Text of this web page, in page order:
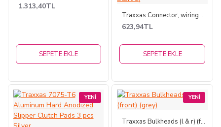
1.313,40TL
SEPETE EKLE
Traxxas Connector, wiring harness (EZ-Start and EZ-Start 2)
623,94TL
SEPETE EKLE
YENI YENI
Traxxas Bulkheads (l & r) (front) (grey)